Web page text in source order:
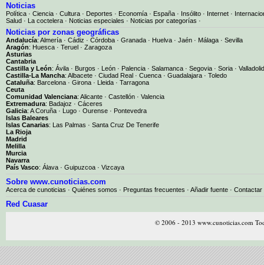
Noticias
Política · Ciencia · Cultura · Deportes · Economía · España · Insólito · Internet ·
Salud · La coctelera · Noticias especiales · Noticias por categorías ·
Noticias por zonas geográficas
Andalucía: Almería · Cádiz · Córdoba · Granada · Huelva · Jaén · Málaga · Sevilla
Aragón: Huesca · Teruel · Zaragoza
Asturias
Cantabria
Castilla y León: Ávila · Burgos · León · Palencia · Salamanca · Segovia · Soria · Valladolid
Castilla-La Mancha: Albacete · Ciudad Real · Cuenca · Guadalajara · Toledo
Cataluña: Barcelona · Girona · Lleida · Tarragona
Ceuta
Comunidad Valenciana: Alicante · Castellón · Valencia
Extremadura: Badajoz · Cáceres
Galicia: A Coruña · Lugo · Ourense · Pontevedra
Islas Baleares
Islas Canarias: Las Palmas · Santa Cruz De Tenerife
La Rioja
Madrid
Melilla
Murcia
Navarra
País Vasco: Álava · Guipuzcoa · Vizcaya
Sobre www.cunoticias.com
Acerca de cunoticias · Quiénes somos · Preguntas frecuentes · Añadir fuente · Contactar
Red Cuasar
© 2006 - 2013 www.cunoticias.com